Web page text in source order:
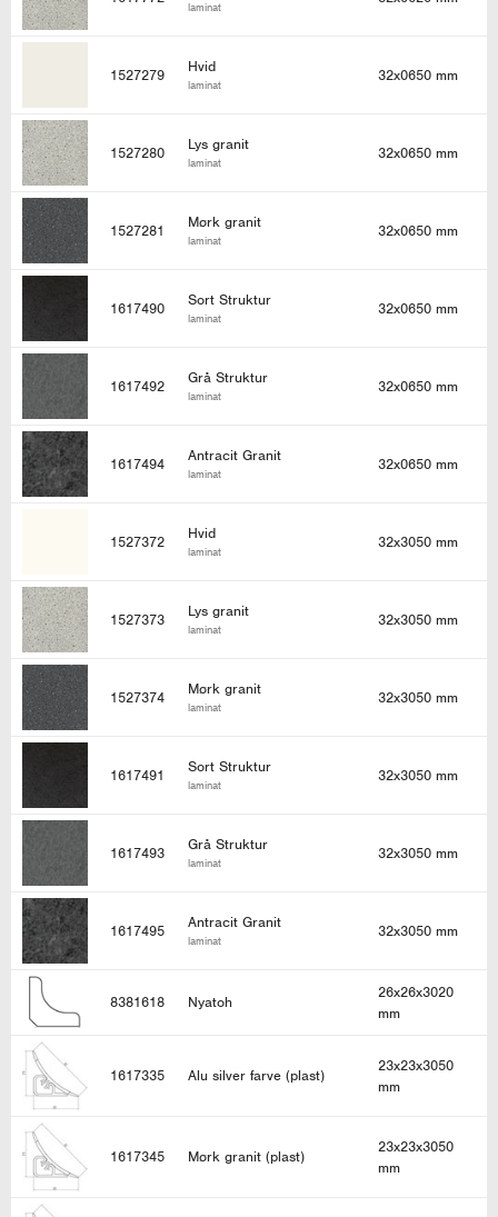
laminat
1527279 Hvid
laminat
32x0650 mm
1527280 Lys granit
laminat
32x0650 mm
1527281 Mørk granit
laminat
32x0650 mm
1617490 Sort Struktur
laminat
32x0650 mm
1617492 Grå Struktur
laminat
32x0650 mm
1617494 Antracit Granit
laminat
32x0650 mm
1527372 Hvid
laminat
32x3050 mm
1527373 Lys granit
laminat
32x3050 mm
1527374 Mørk granit
laminat
32x3050 mm
1617491 Sort Struktur
laminat
32x3050 mm
1617493 Grå Struktur
laminat
32x3050 mm
1617495 Antracit Granit
laminat
32x3050 mm
8381618 Nyatoh
26x26x3020
mm
1617335 Alu silver farve (plast)
23x23x3050
mm
1617345 Mørk granit (plast)
23x23x3050
mm